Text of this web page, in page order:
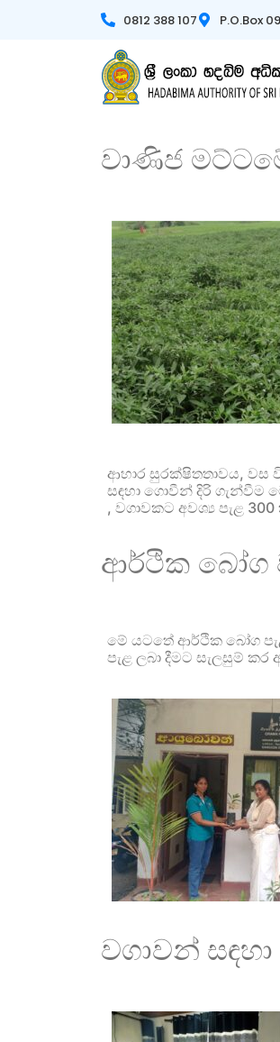
0812 388 107 P.O.Box
වාණිජ
ආහාර සුරක්ෂිතතාවය,
සඳහා ගොවීන් දිරි ගැන්වීම
, වගාවකට අවශ්‍ය පැළ
ආර්ථික බෝග
මේ යටතේ ආර්ථික බෝග
පැළ ලබා දීමට සැලසුම්
වගාවන්